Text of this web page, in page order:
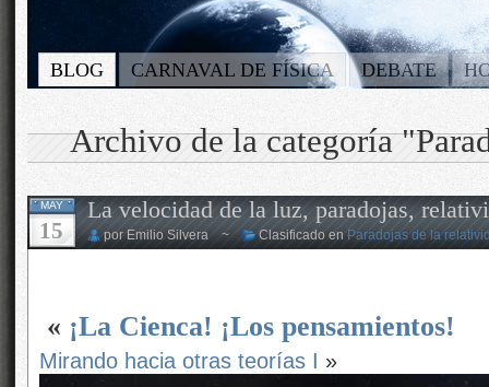
BLOG CARNAVAL DE FÍSICA DEBATE
Archivo de la categoría
MAY
15
La velocidad de la luz, paradojas,
por Emilio Silvera ~ Clasificado enParadojas de la
« ¡La Cienca! ¡Los pensamientos!
Mirando hacia otras teorías I »